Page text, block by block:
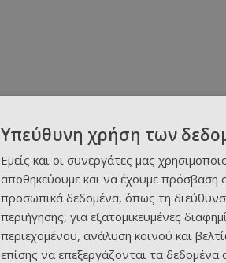
Υπεύθυνη χρήση των
Εμείς και οι συνεργάτες μας
αποθηκεύουμε και να έχουμε πρόσβαση
προσωπικά δεδομένα, όπως τη
περιήγησης, για εξατομικευμένες
περιεχομένου, ανάλυση κοινού και
επίσης να επεξεργάζονται τα